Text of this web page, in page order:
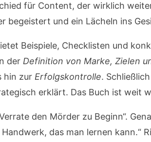
für Content, der wirklich
begeistert und ein Lächeln ins
Beispiele, Checklisten und
der Definition von Marke, Zielen
hin zur Erfolgskontrolle.
erklärt. Das Buch ist weit
den Mörder zu Beginn“.
das man lernen kann.“